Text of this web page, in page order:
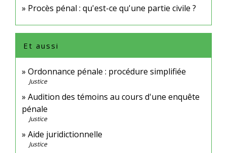
Procès pénal : qu'est-ce qu'une partie civile ?
Et aussi
Ordonnance pénale : procédure simplifiée
Justice
Audition des témoins au cours d'une enquête
pénale
Justice
Aide juridictionnelle
Justice